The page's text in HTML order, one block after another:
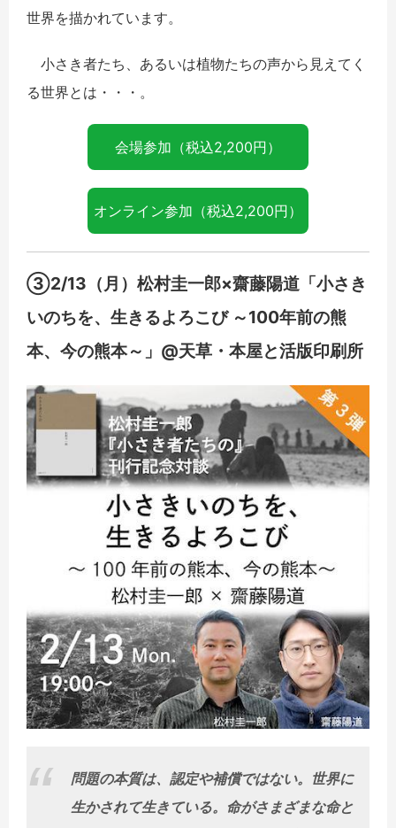
世界を描かれています。
小さき者たち、あるいは植物たちの声から見えてく
る世界とは・・・。
会場参加（税込2,200円）
オンライン参加（税込2,200円）
③2/13（月）松村圭一郎×齋藤陽道「小さき
いのちを、生きるよろこび ～100年前の熊
本、今の熊本～」@天草・本屋と活版印刷所
問題の本質は、認定や補償ではない。世界に
生かされて生きている。命がさまざまな命と